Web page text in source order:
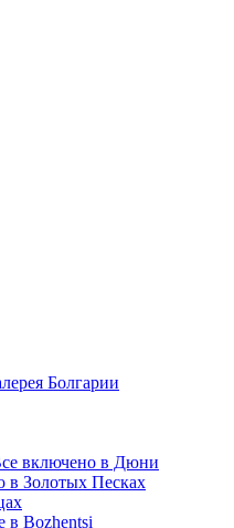
Болгарии
включено в Дюни
в Золотых Песках
в Bozhentsi